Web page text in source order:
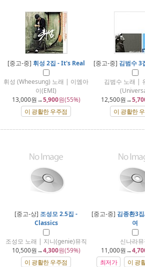
[중고-중] 휘성 2집 - It's Real
휘성 (Wheesung) 노래 | 이엠아
이(EMI)
13,000원→5,900원(55%)
이 광활한 우주점
[중고-중] 김범수 3
김범수 노래 |
12,500원→
이 광활한
[중고-상] 조성모 2.5집 -
Classics
조성모 노래 | 지니(genie)뮤직
10,500원→4,300원(59%)
이 광활한 우주점
[중고-중] 김종환3
여
신나라뮤
11,000원→
최저가
이 광